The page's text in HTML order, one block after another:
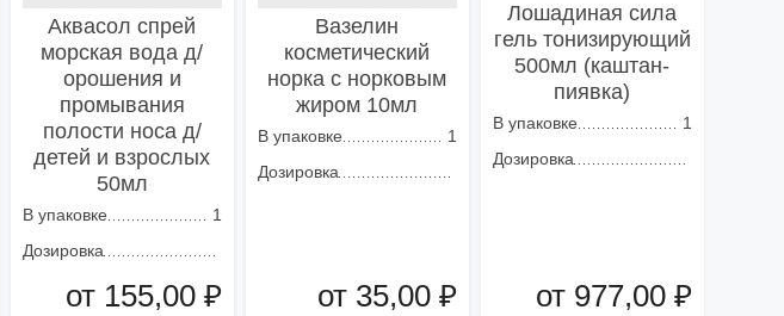
Аквасол спрей
морская вода д/
орошения и
промывания
полости носа д/
детей и взрослых
50мл
В упаковке
1
Дозировка
от 155,00 ₽
Вазелин
косметический
норка с норковым
жиром 10мл
В упаковке
1
Дозировка
от 35,00 ₽
Лошадиная сила
гель тонизирующий
500мл (каштан-
пиявка)
В упаковке
1
Дозировка
от 977,00 ₽